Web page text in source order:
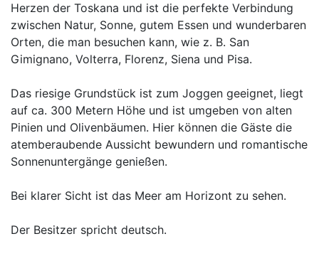
Herzen der Toskana und ist die perfekte Verbindung
zwischen Natur, Sonne, gutem Essen und wunderbaren
Orten, die man besuchen kann, wie z. B. San
Gimignano, Volterra, Florenz, Siena und Pisa.
Das riesige Grundstück ist zum Joggen geeignet, liegt
auf ca. 300 Metern Höhe und ist umgeben von alten
Pinien und Olivenbäumen. Hier können die Gäste die
atemberaubende Aussicht bewundern und romantische
Sonnenuntergänge genießen.
Bei klarer Sicht ist das Meer am Horizont zu sehen.
Der Besitzer spricht deutsch.